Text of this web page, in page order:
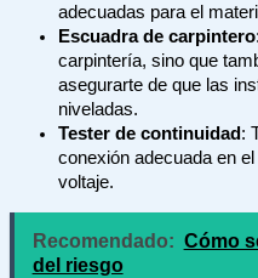
adecuadas para el
Escuadra de carpintero
carpintería, sino que
asegurarte de que las
niveladas.
Tester de continuidad :
conexión adecuada en
voltaje.
Recomendado: Cómo
del riesgo